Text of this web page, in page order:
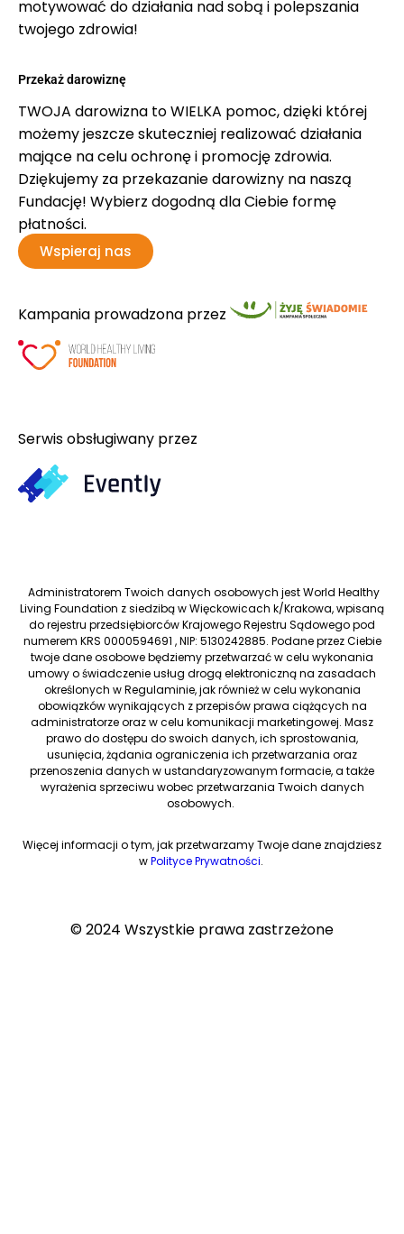
motywować do działania nad sobą i polepszania
twojego zdrowia!
Przekaż darowiznę
TWOJA darowizna to WIELKA pomoc, dzięki której
możemy jeszcze skuteczniej realizować działania
mające na celu ochronę i promocję zdrowia.
Dziękujemy za przekazanie darowizny na naszą
Fundację! Wybierz dogodną dla Ciebie formę
płatności.
Wspieraj nas
Kampania prowadzona przez
Serwis obsługiwany przez
Administratorem Twoich danych osobowych jest World Healthy
Living Foundation z siedzibą w Więckowicach k/Krakowa, wpisaną
do rejestru przedsiębiorców Krajowego Rejestru Sądowego pod
numerem KRS 0000594691 , NIP: 5130242885. Podane przez Ciebie
twoje dane osobowe będziemy przetwarzać w celu wykonania
umowy o świadczenie usług drogą elektroniczną na zasadach
określonych w Regulaminie, jak również w celu wykonania
obowiązków wynikających z przepisów prawa ciążących na
administratorze oraz w celu komunikacji marketingowej. Masz
prawo do dostępu do swoich danych, ich sprostowania,
usunięcia, żądania ograniczenia ich przetwarzania oraz
przenoszenia danych w ustandaryzowanym formacie, a także
wyrażenia sprzeciwu wobec przetwarzania Twoich danych
osobowych.
Więcej informacji o tym, jak przetwarzamy Twoje dane znajdziesz
wPolityce Prywatności.
© 2024 Wszystkie prawa zastrzeżone